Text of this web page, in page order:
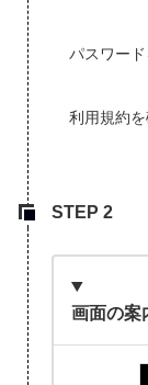
パスワー
利用規約を
画面の案